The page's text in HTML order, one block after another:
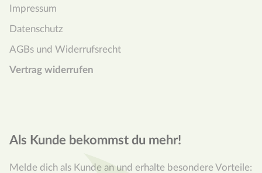
Impressum
Datenschutz
AGBs und Widerrufsrecht
Vertrag widerrufen
Als Kunde bekommst du mehr!
Melde dich als Kunde an und erhalte besondere Vorteile: